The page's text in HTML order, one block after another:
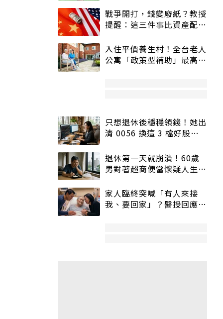
戰爭開打，錢變廢紙？教授
提醒：這三件事比資產配置
入住平價養生村！全台老人
公寓「政策型補助」最高打
只想退休後穩穩領錢！她出
清 0056 換這 3 檔好股：
退休第一天就崩潰！60歲
男對著超商便當懷疑人生
家人臨終突喊「有人來接
我、要回家」？醫授回應方